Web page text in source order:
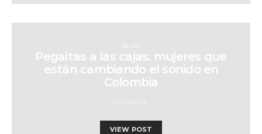
BLOG
Pegaitas a las cajas: mujeres que
están cambiando el sonido en
Colombia
VIEW POST